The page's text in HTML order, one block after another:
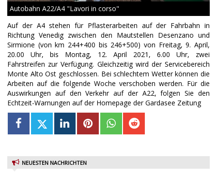
Autobahn A22/A4 "Lavori in corso"
Auf der A4 stehen für Pflasterarbeiten auf der Fahrbahn in
Richtung Venedig zwischen den Mautstellen Desenzano und
Sirmione (von km 244+400 bis 246+500) von Freitag, 9. April,
20.00 Uhr, bis Montag, 12. April 2021, 6.00 Uhr, zwei
Fahrstreifen zur Verfügung. Gleichzeitig wird der Servicebereich
Monte Alto Ost geschlossen. Bei schlechtem Wetter können die
Arbeiten auf die folgende Woche verschoben werden. Für die
Auswirkungen auf den Verkehr auf der A22, folgen Sie den
Echtzeit-Warnungen auf der Homepage der Gardasee Zeitung
NEUESTEN NACHRICHTEN